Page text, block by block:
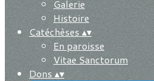
Galerie
Histoire
Catéchèses▴▾
En paroisse
Vitae Sanctorum
Dons▴▾